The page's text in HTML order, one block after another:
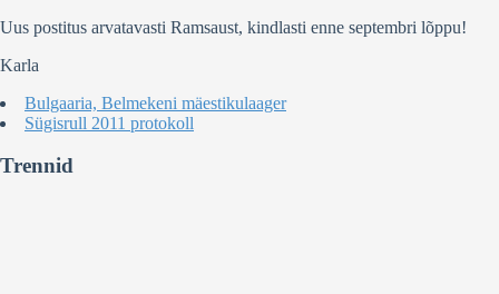
Uus postitus arvatavasti Ramsaust, kindlasti enne septembri lõppu!
Karla
Bulgaaria, Belmekeni mäestikulaager
Sügisrull 2011 protokoll
Trennid